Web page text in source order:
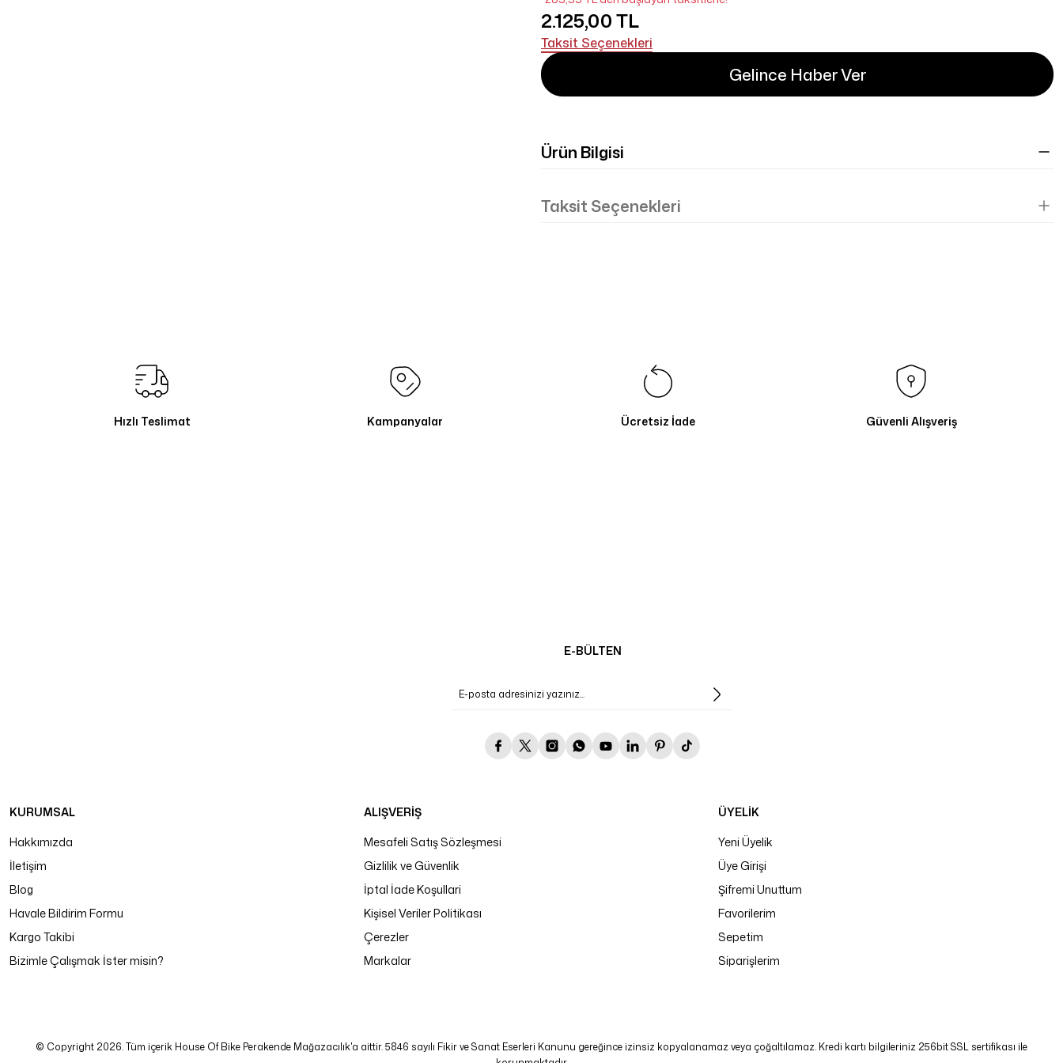
2.125,00 TL
Taksit Seçenekleri
Gelince Haber Ver
Ürün Bilgisi
Taksit Seçenekleri
Hızlı Teslimat Kampanyalar Ücretsiz İade Güvenli Alışveriş
E-BÜLTEN
KURUMSAL
Hakkımızda
İletişim
Blog
Havale Bildirim Formu
Kargo Takibi
Bizimle Çalışmak İster misin?
ALIŞVERİŞ
Mesafeli Satış Sözleşmesi
Gizlilik ve Güvenlik
İptal İade Koşullari
Kişisel Veriler Politikası
Çerezler
Markalar
ÜYELİK
Yeni Üyelik
Üye Girişi
Şifremi Unuttum
Favorilerim
Sepetim
Siparişlerim
© Copyright 2026. Tüm içerik House Of Bike Perakende Mağazacılık'a aittir. 5846 sayılı Fikir ve Sanat Eserleri Kanunu gereğince izinsiz kopyalanamaz veya çoğaltılamaz. Kredi kartı bilgileriniz 256bit SSL sertifikası ile